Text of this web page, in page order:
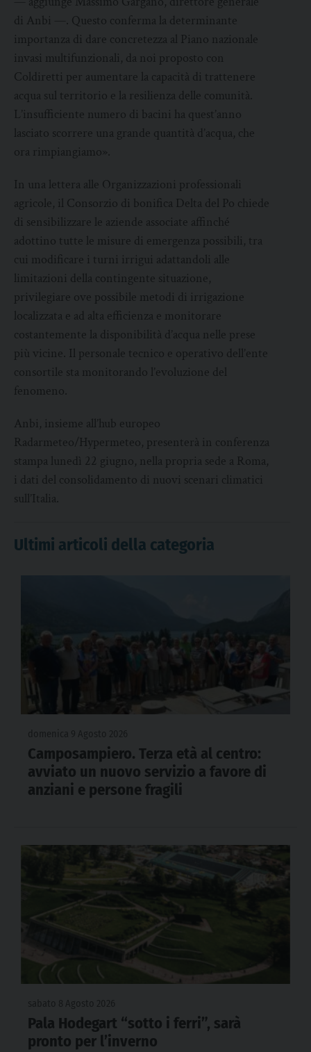
di Anbi —. Questo conferma la determinante
importanza di dare concretezza al Piano nazionale
invasi multifunzionali, da noi proposto con
Coldiretti per aumentare la capacità di trattenere
acqua sul territorio e la resilienza delle comunità.
L’insufficiente numero di bacini ha quest’anno
lasciato scorrere una grande quantità d’acqua, che
ora rimpiangiamo».
In una lettera alle Organizzazioni professionali
agricole, il Consorzio di bonifica Delta del Po chiede
di sensibilizzare le aziende associate affinché
adottino tutte le misure di emergenza possibili, tra
cui modificare i turni irrigui adattandoli alle
limitazioni della contingente situazione,
privilegiare ove possibile metodi di irrigazione
localizzata e ad alta efficienza e monitorare
costantemente la disponibilità d’acqua nelle prese
più vicine. Il personale tecnico e operativo dell’ente
consortile sta monitorando l’evoluzione del
fenomeno.
Anbi, insieme all’hub europeo
Radarmeteo/Hypermeteo, presenterà in conferenza
stampa lunedì 22 giugno, nella propria sede a Roma,
i dati del consolidamento di nuovi scenari climatici
sull’Italia.
Ultimi articoli della categoria
Camposampiero. Terza età al centro:
avviato un nuovo servizio a favore di
anziani e persone fragili
Pala Hodegart “sotto i ferri”, sarà
pronto per l’inverno